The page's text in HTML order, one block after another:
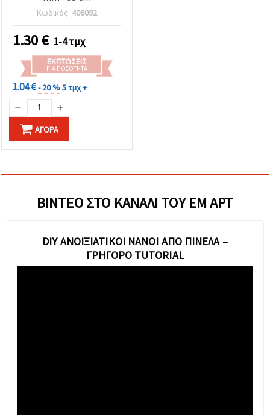
Κωδικός: 406092
1.30€ 1-4 τμχ
ΕΚΠΤΏΣΕΙΣ
ΓΙΑ ΠΟΣΌΤΗΤΑ
1.04 €- 20 %5 τμχ +
ΑΓΟΡΆ
ΒΊΝΤΕΟ ΣΤΟ ΚΑΝΆΛΙ ΤΟΥ ΕΜ ΑΡΤ
DIY ΑΝΟΙΞΙΆΤΙΚΟΙ ΝΆΝΟΙ ΑΠΌ ΠΙΝΈΛΑ –
ΓΡΉΓΟΡΟ TUTORIAL